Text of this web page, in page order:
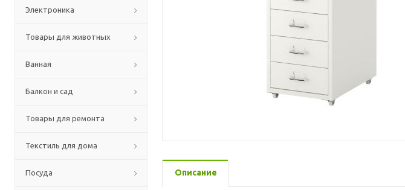
Электроника
Товары для животных
Ванная
Балкон и сад
Товары для ремонта
Текстиль для дома
Посуда Описание